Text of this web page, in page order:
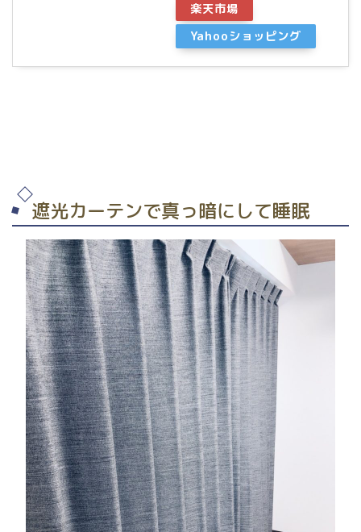
楽天市場
Yahooショッピング
遮光カーテンで真っ暗にして睡眠